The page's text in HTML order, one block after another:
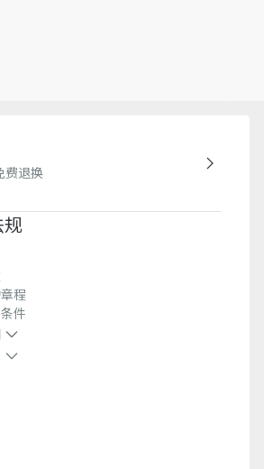
可能存在色差、尺码误差、成分含
费退换
程
件